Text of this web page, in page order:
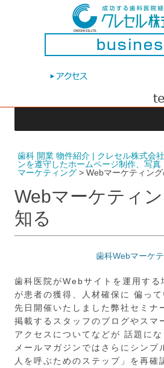
へ
ス
キ
ッ
歯科 開業 物件紹介 | クレセル株式会
ンを遵守したホームページ制作、写真
マーケティング > Webマーケティン
Webマーケティ
知る
歯科Webマーケ
歯科医院がWebサイトを運用する
が患者の獲得、人材確保に 偏って
先日開催いたしました弊社セミナ
掲載するスタッフのブログやスマ
アクセスについてなどが 話題に
メールマガジンではさらにシンプ
人を呼ぶためのステップ」を再確